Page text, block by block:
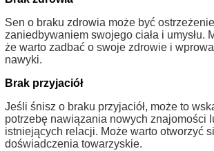
Sen o braku zdrowia może być
zaniedbywaniem swojego ciała i umysłu.
że warto zadbać o swoje zdrowie i
nawyki.
Brak przyjaciół
Jeśli śnisz o braku przyjaciół, może to
potrzebę nawiązania nowych znajomości
istniejących relacji. Może warto otworzyć
doświadczenia towarzyskie.